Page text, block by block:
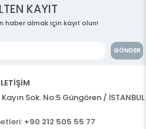
KAYIT
haber almak için kayıt olun!
GÖNDER
Sok. No:5 Güngören / İSTANBUL
+90 212 505 55 77